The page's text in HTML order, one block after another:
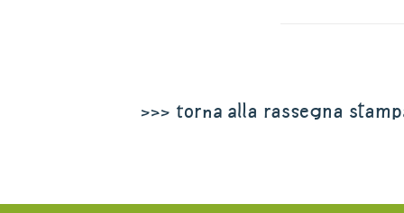
>>> torna alla rassegna